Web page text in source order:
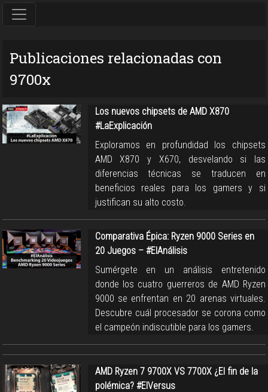
Publicaciones relacionadas con
9700x
Los nuevos chipsets de AMD X870
#LaExplicación
Exploramos en profundidad los chipsets
AMD X870 y X670, desvelando si las
diferencias técnicas se traducen en
beneficios reales para los gamers y si
justifican su alto costo.
Comparativa Épica: Ryzen 9000 Series en
20 Juegos – #ElAnálisis
Sumérgete en un análisis entretenido
donde los cuatro guerreros de AMD Ryzen
9000 se enfrentan en 20 arenas virtuales.
Descubre cuál procesador se corona como
el campeón indiscutible para los gamers.
AMD Ryzen 7 9700X VS 7700X ¿El fin de la
polémica? #ElVersus